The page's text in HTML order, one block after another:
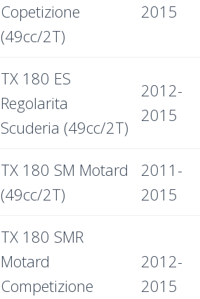
Copetizione
(49cc/2T)
2015
TX 180 ES
Regolarita
Scuderia (49cc/2T)
2012-
2015
TX 180 SM Motard
(49cc/2T)
2011-
2015
TX 180 SMR
Motard
Competizione
2012-
2015